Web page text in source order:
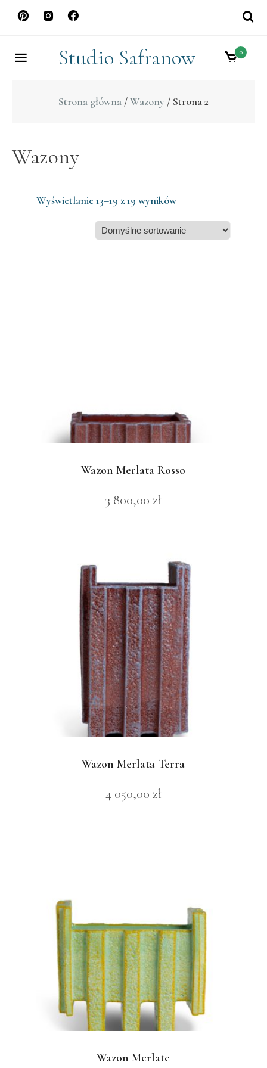
Studio Safranow 0
Strona główna /Wazony / Strona 2
Wazony
Wyświetlanie 13–19 z 19 wyników
Wazon Merlata Rosso
3 800,00zł
Wazon Merlata Terra
4 050,00 zł
Wazon Merlate